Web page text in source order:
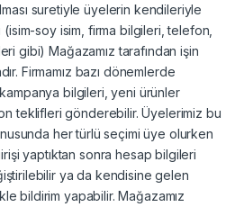
suretiyle üyelerin kendileriyle
soy isim, firma bilgileri, telefon,
gibi) Mağazamız tarafından işin
Firmamız bazı dönemlerde
bilgileri, yeni ürünler
teklifleri gönderebilir. Üyelerimiz bu
her türlü seçimi üye olurken
yaptıktan sonra hesap bilgileri
ya da kendisine gelen
bildirim yapabilir. Mağazamız